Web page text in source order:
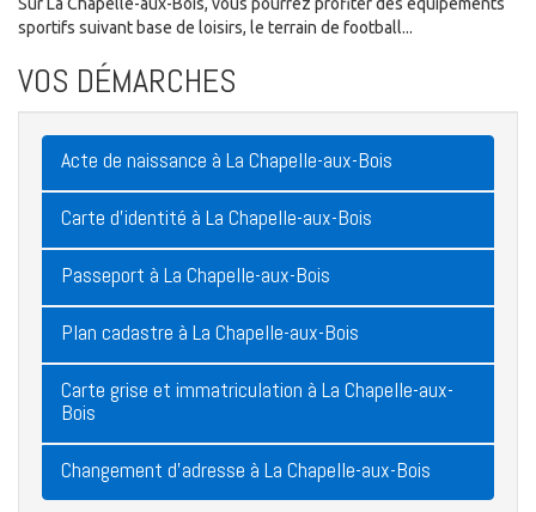
sportifs suivant base de loisirs, le terrain de football...
VOS DÉMARCHES
Acte de naissance à La Chapelle-aux-Bois
Carte d'identité à La Chapelle-aux-Bois
Passeport à La Chapelle-aux-Bois
Plan cadastre à La Chapelle-aux-Bois
Carte grise et immatriculation à La Chapelle-aux-
Bois
Changement d'adresse à La Chapelle-aux-Bois